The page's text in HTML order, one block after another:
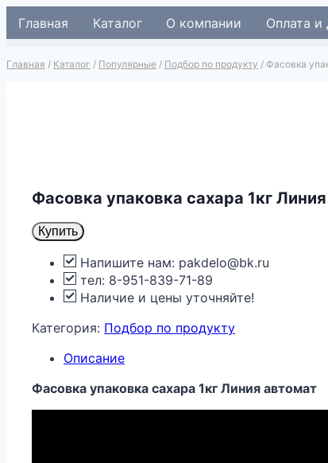
Перейти
Главная Каталог О компании Оплата и
Главная / Каталог / Популярные / Подбор по продукту / Фасовка
Фасовка упаковка сахара 1кг
Купить
Напишите нам: pakdelo@bk.ru
тел: 8-951-839-71-89
Наличие и цены уточняйте!
Категория: Подбор по продукту
Описание
Фасовка упаковка сахара 1кг Линия автомат